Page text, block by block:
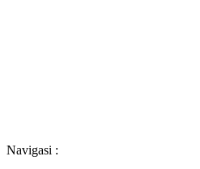
Navigasi :